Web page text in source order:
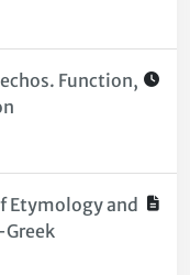
Function,
Etymology and